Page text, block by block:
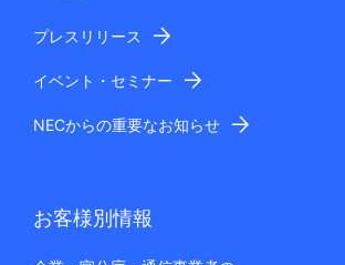
プレスリリース
イベント・セミナー
NECからの重要なお知らせ
お客様別情報